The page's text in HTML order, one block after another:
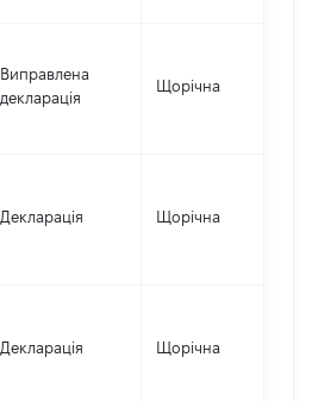
Виправлена
декларація
Щорічна
Декларація Щорічна
Декларація Щорічна